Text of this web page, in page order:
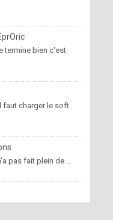
termine bien c'est
faut charger le soft
pas fait plein de ...